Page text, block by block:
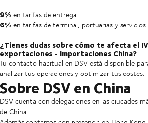
9% en tarifas de entrega
6% en tarifas de terminal, portuarias y servicios
¿Tienes dudas sobre cómo te afecta el
exportaciones - importaciones China?
Tu contacto habitual en DSV está disponible
analizar tus operaciones y optimizar tus costes.
Sobre DSV en China
DSV cuenta con delegaciones en las ciudades
de China.